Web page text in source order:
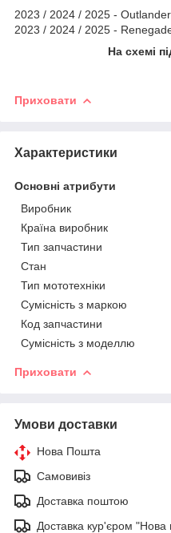
2023 / 2024 / 2025 -
2023 / 2024 / 2025 -
На схемі
Приховати
Характеристики
Основні атрибути
Виробник
Країна виробник
Тип запчастини
Стан
Тип мототехніки
Сумісність з маркою
Код запчастини
Сумісність з моделлю
Приховати
Умови доставки
Нова Пошта
Самовивіз
Доставка поштою
Доставка кур'єром "Нова